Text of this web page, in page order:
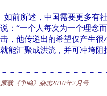
如前所述，中国需要更多有
说：“一个人每次为一个理念
击，他传递出的希望仅产生
就能汇聚成洪流，并可冲垮阻
－－－－－－－－－－－－－
原载《争鸣》杂志2010年2月号